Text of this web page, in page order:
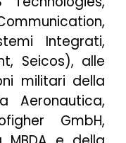
Integrati,
Seicos), alle
militari della
Aeronautica,
GmbH,